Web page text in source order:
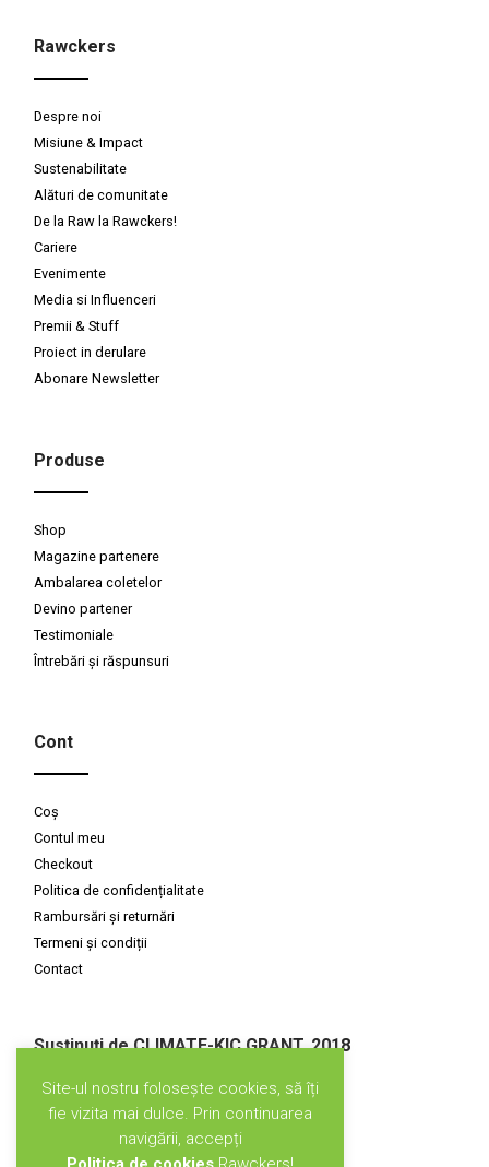
Rawckers
Despre noi
Misiune & Impact
Sustenabilitate
Alături de comunitate
De la Raw la Rawckers!
Cariere
Evenimente
Media si Influenceri
Premii & Stuff
Proiect in derulare
Abonare Newsletter
Produse
Shop
Magazine partenere
Ambalarea coletelor
Devino partener
Testimoniale
Întrebări și răspunsuri
Cont
Coș
Contul meu
Checkout
Politica de confidențialitate
Rambursări și returnări
Termeni și condiții
Contact
Susținuți de CLIMATE-KIC GRANT, 2018
Site-ul nostru folosește cookies, să îți
fie vizita mai dulce. Prin continuarea
navigării, accepți